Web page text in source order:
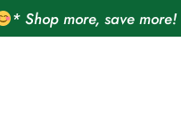
* Shop more, save